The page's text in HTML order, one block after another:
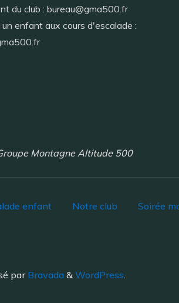
du club : bureau@gma500.fr
enfant aux cours d'escalade :
Montagne Altitude 500
enfant Notre club Soirée
parBravada & WordPress.